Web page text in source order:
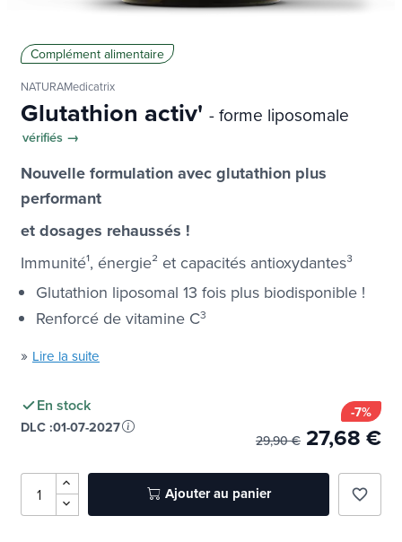
NATURAMedicatrix
Glutathion activ'
vérifiés →
Nouvelle formulation avec glutathion plus
performant
et dosages rehaussés !
Immunité¹,énergie²et capacités antioxydantes
Glutathion liposomal 13 fois plus biodisponible !
Renforcé de vitamine C 3
» Lire la suite
DLC : 01-07-2027 27,68 €